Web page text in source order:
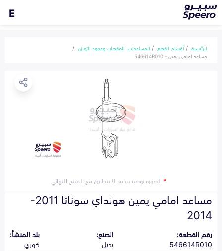
E
الرئيسية أقسام القطع
المساعدات، المقصات وعمود التوازن
مساعد امامي يمين - 546614R010
*الصورة توضيحية قد لا تتطابق مع المنتج النهائي
مساعد امامي يمين هونداي سوناتا 2011-
2014
رقم القطعة:
546614R010
الصنع:
بديل
بلد المنشأ:
كوري